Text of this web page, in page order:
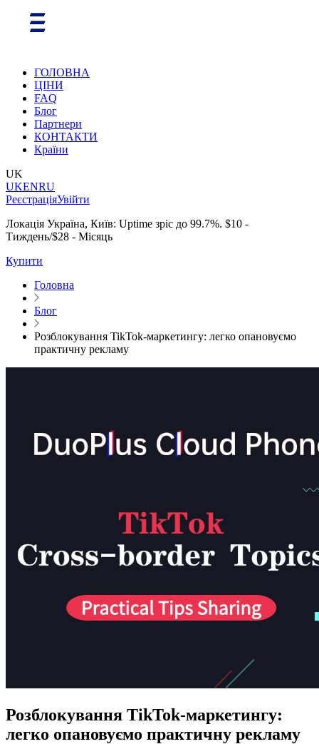
ГОЛОВНА
ЦІНИ
FAQ
Блог
Партнери
КОНТАКТИ
Країни
UK
UKENRU
РеєстраціяУвійти
Локація Україна, Київ: Uptime зріс до 99.7%. $10 -
Тиждень/$28 - Місяць
Купити
Головна
Блог
Розблокування TikTok-маркетингу: легко опановуємо
практичну рекламу
Розблокування TikTok-маркетингу:
легко опановуємо практичну рекламу